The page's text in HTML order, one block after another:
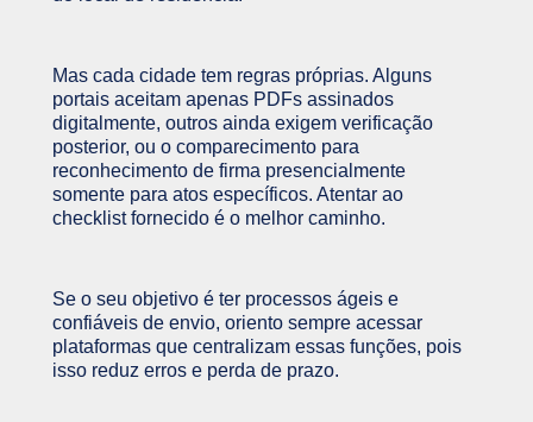
Mas cada cidade tem regras próprias. Alguns
portais aceitam apenas PDFs assinados
digitalmente, outros ainda exigem verificação
posterior, ou o comparecimento para
reconhecimento de firma presencialmente
somente para atos específicos. Atentar ao
checklist fornecido é o melhor caminho.
Se o seu objetivo é ter processos ágeis e
confiáveis de envio, oriento sempre acessar
plataformas que centralizam essas funções, pois
isso reduz erros e perda de prazo.